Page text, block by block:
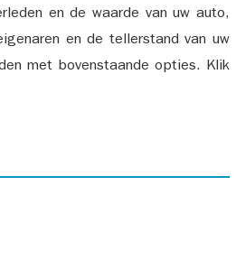
en de waarde van uw auto,
en de tellerstand van uw
met bovenstaande opties. Klik